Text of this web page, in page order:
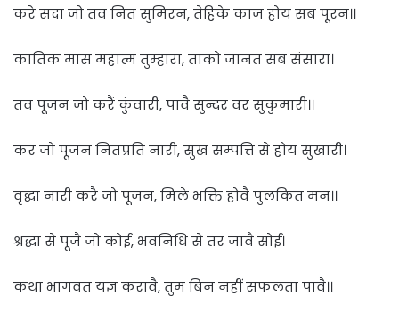
करे सदा जो तव नित सुमिरन, तेहिके काज होय सब पूरन।।
कातिक मास महात्म तुम्हारा, ताको जानत सब संसारा।
तव पूजन जो करैं कुंवारी, पावै सुन्दर वर सुकुमारी।।
कर जो पूजन नितप्रति नारी, सुख सम्पत्ति से होय सुखारी।
वृद्धा नारी करै जो पूजन, मिले भक्ति होवै पुलकित मन।।
श्रद्धा से पूजै जो कोई, भवनिधि से तर जावै सोई।
कथा भागवत यज्ञ करावै, तुम बिन नहीं सफलता पावै।।